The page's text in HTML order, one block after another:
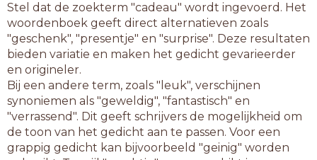
Stel dat de zoekterm "cadeau" wordt ingevoerd. Het
woordenboek geeft direct alternatieven zoals
"geschenk", "presentje" en "surprise". Deze resultaten
bieden variatie en maken het gedicht gevarieerder
en origineler.
Bij een andere term, zoals "leuk", verschijnen
synoniemen als "geweldig", "fantastisch" en
"verrassend". Dit geeft schrijvers de mogelijkheid om
de toon van het gedicht aan te passen. Voor een
grappig gedicht kan bijvoorbeeld "geinig" worden